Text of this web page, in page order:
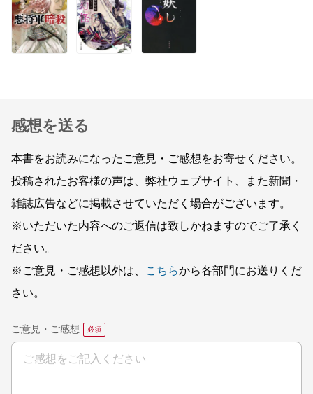
感想を送る
本書をお読みになったご意見・ご感想をお寄せください。
投稿されたお客様の声は、弊社ウェブサイト、また新聞・
雑誌広告などに掲載させていただく場合がございます。
※いただいた内容へのご返信は致しかねますのでご了承く
ださい。
※ご意見・ご感想以外は、
こちらから各部門にお送りくだ
さい。
ご意見・ご感想